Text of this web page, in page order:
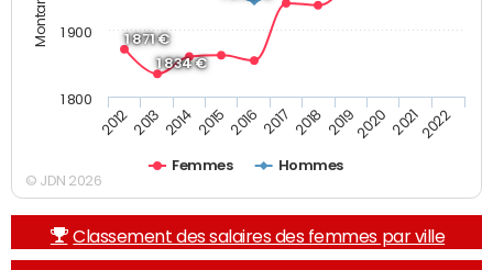
1 871 €
1 834 €
Femmes Hommes
2012 2013 2014 2015 2016 2017 2018 20192020 20212022
1 800
1 900
© JDN 2026
Classement des salaires des femmes par ville